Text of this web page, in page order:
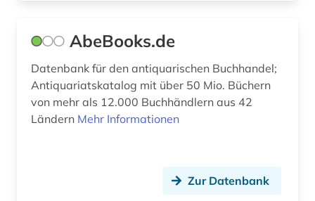
AbeBooks.de
Datenbank für den antiquarischen Buchhandel;
Antiquariatskatalog mit über 50 Mio. Büchern
von mehr als 12.000 Buchhändlern aus 42
Ländern Mehr Informationen
Zur Datenbank